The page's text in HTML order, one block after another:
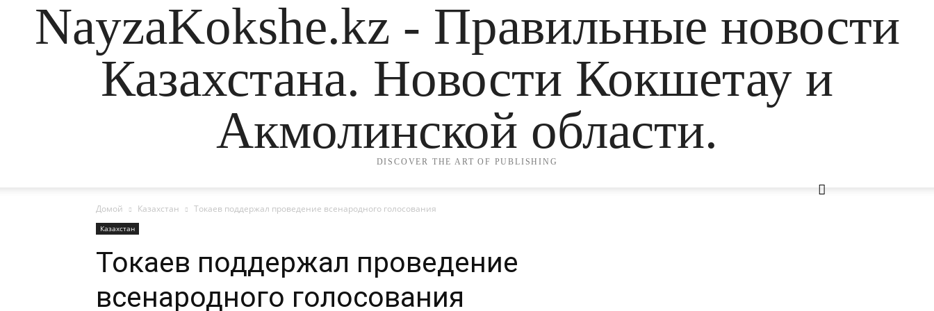
NayzaKokshe.kz - Правильные новости
Казахстана. Новости Кокшетау и
Акмолинской области.
DISCOVER THE ART OF PUBLISHING
Домой Казахстан Токаев поддержал проведение всенародного голосования
Казахстан
Токаев поддержал проведение
всенародного голосования